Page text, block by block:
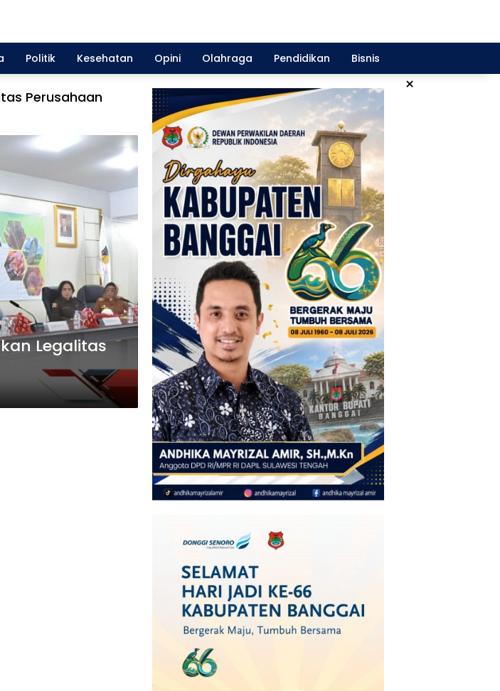
Politik Kesehatan Opini Olahraga Pendidikan Bisnis
×
Perusahaan
Legalitas